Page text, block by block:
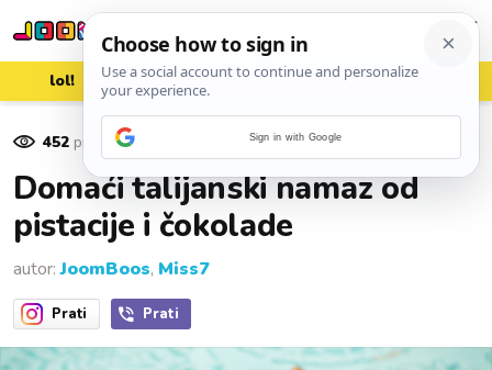
lol! aww vrh! woot?!
452 pregleda
Domaći talijanski namaz od
pistacije i čokolade
autor:JoomBoos, Miss7
Prati Prati
Sign in with Google